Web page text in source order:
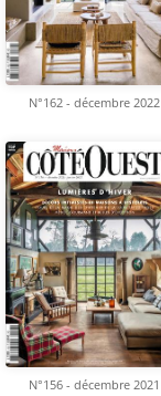
N°162 - décembre 2022
N°156 - décembre 2021